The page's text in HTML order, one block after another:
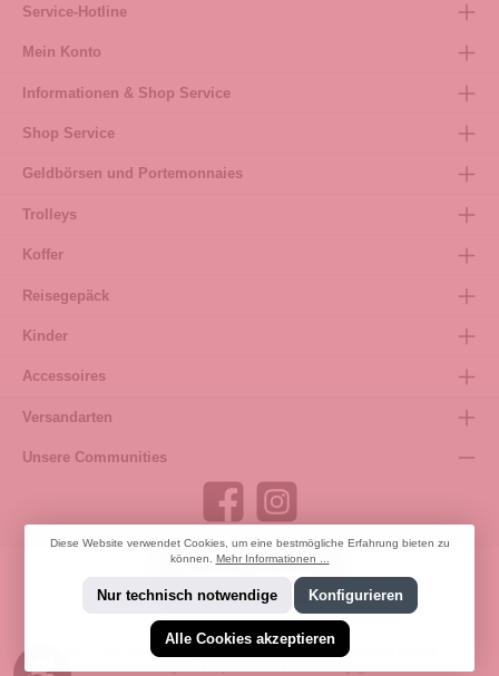
Service-Hotline
Mein Konto
Informationen & Shop Service
Shop Service
Geldbörsen und Portemonnaies
Trolleys
Koffer
Reisegepäck
Kinder
Accessoires
Versandarten
Unsere Communities
Bestellung widerrufen
* Alle Preise inkl. gesetzl. Mehrwertsteuer zzgl. Versandkosten
Diese Website verwendet Cookies, um eine bestmögliche Erfahrung bieten zu
können. Mehr Informationen ...
Nur technisch notwendige Konfigurieren
Alle Cookies akzeptieren